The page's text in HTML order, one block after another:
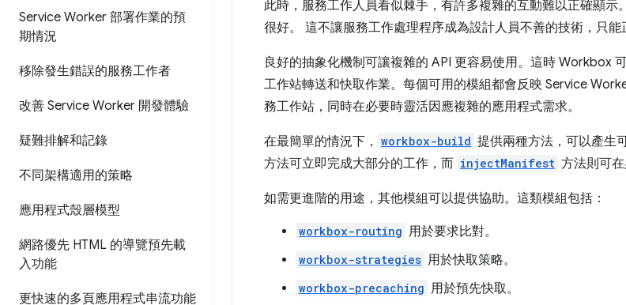
Service Worker 部署作業的預
期情況
移除發生錯誤的服務工作者
改善 Service Worker 開發體驗
疑難排解和記錄
不同架構適用的策略
應用程式殼層模型
網路優先 HTML 的導覽預先載
入功能
更快速的多頁應用程式串流功能
此時，服務工作人員看似棘手，有許多複雜的互動難以正確顯
很好。 這不讓服務工作處理程序成為設計人員不善的技術，只能
良好的抽象化機制可讓複雜的 API 更容易使用。這時 Workbox
工作站轉送和快取作業。每個可用的模組都會反映 Service
務工作站，同時在必要時靈活因應複雜的應用程式需求。
在最簡單的情況下， workbox-build 提供兩種方法，可以產生
方法可立即完成大部分的工作，而 injectManifest 方法則可在
如需更進階的用途，其他模組可以提供協助。這類模組包括：
workbox-routing 用於要求比對。
workbox-strategies 用於快取策略。
workbox-precaching 用於預先快取。